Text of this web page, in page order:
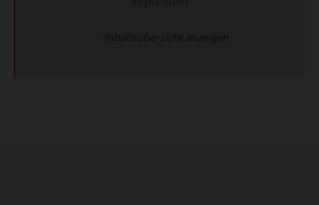
Inhaltsübersicht anzeigen